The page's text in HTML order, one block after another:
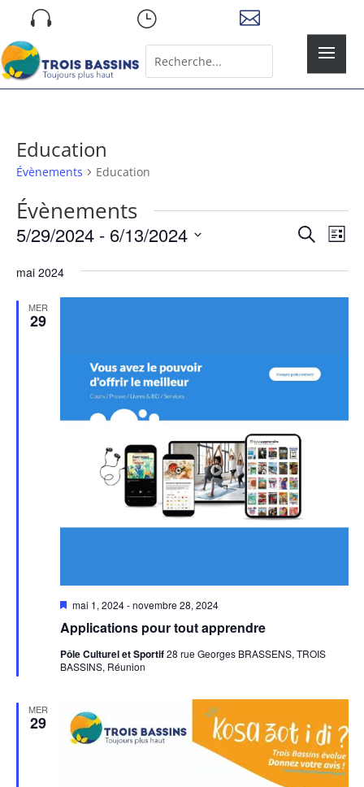
 } 
for...
Education
Évènements Education
Évènements
de
Recherche
de
Liste
5/29/2024 - 6/13/2024
une
mai 2024
MER
29
Applications pour tout apprendre
Mis
avant
mai 1, 2024-novembre 28, 2024
Pôle Culturel et Sportif28 rue Georges BRASSENS, TROIS
BASSINS, Réunion
MER
29